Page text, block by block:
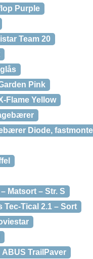
Purple
Team 20
Pink
Flame Yellow
Diode,
Matsort – Str. S
Tec-Tical 2.1 – Sort
ABUS TrailPaver